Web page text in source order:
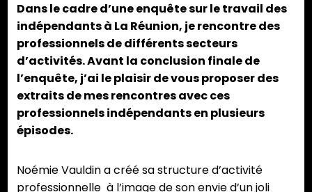
Dans le cadre d’une enquête sur le travail des
indépendants à La Réunion, je rencontre des
professionnels de différents secteurs
d’activités. Avant la conclusion finale de
l’enquête, j’ai le plaisir de vous proposer des
extraits de mes rencontres avec ces
professionnels indépendants en plusieurs
épisodes.
Noémie Vauldin a créé sa structure d’activité
professionnelle à l’image de son envie d’un joli